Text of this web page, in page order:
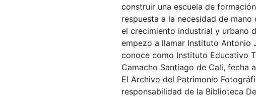
construir una escuela de
respuesta a la necesidad de
el crecimiento industrial y urbano
empezo a llamar Instituto Antonio
conoce como Instituto Educativo
Camacho Santiago de Cali, fecha
El Archivo del Patrimonio
responsabilidad de la Biblioteca